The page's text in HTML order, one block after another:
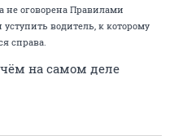
не оговорена Правилами
водитель, к которому
справа.
на самом деле